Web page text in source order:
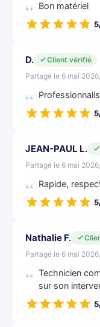
Bon matériel
D.
Client vérifié
Partagé le 6 mai
JEAN-PAUL L.
Partagé le 6 mai
Rapide,
Nathalie F.
Partagé le 6 mai
Technicien
sur son